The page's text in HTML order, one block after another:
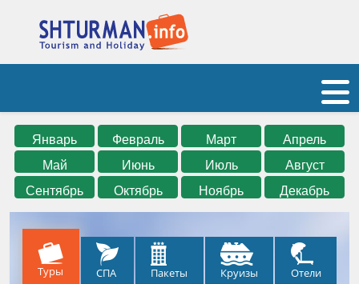
Январь Февраль Март
Апрель
Май
Июнь Июль
Август
Сентябрь
Октябрь Ноябрь Декабрь
Туры СПА Пакеты Круизы Отели